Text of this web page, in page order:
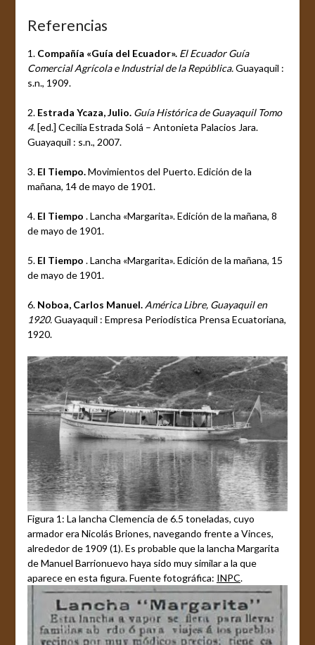
Referencias
1. Compañía «Guía del Ecuador». El Ecuador Guía
Comercial Agrícola e Industrial de la República.Guayaquil :
s.n., 1909.
2. Estrada Ycaza, Julio. Guía Histórica de Guayaquil Tomo
4.[ed.] Cecilia Estrada Solá – Antonieta Palacios Jara.
Guayaquil : s.n., 2007.
3. El Tiempo.Movimientos del Puerto. Edición de la
mañana, 14 de mayo de 1901.
4. El Tiempo . Lancha «Margarita». Edición de la mañana, 8
de mayo de 1901.
5. El Tiempo . Lancha «Margarita». Edición de la mañana, 15
de mayo de 1901.
6. Noboa, Carlos Manuel.América Libre, Guayaquil en
1920.Guayaquil : Empresa Periodística Prensa Ecuatoriana,
1920.
Figura 1: La lancha Clemencia de 6.5 toneladas, cuyo
armador era Nicolás Briones, navegando frente a Vinces,
alrededor de 1909 (1). Es probable que la lancha Margarita
de Manuel Barrionuevo haya sido muy similar a la que
aparece en esta figura. Fuente fotográfica: INPC.